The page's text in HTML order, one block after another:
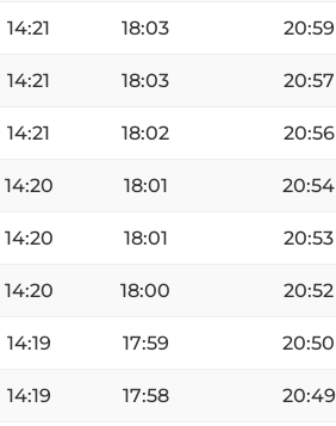
14:21 18:03 20:59
14:21 18:03 20:57
14:21 18:02 20:56
14:20 18:01 20:54
14:20 18:01 20:53
14:20 18:00 20:52
14:19 17:59 20:50
14:19 17:58 20:49